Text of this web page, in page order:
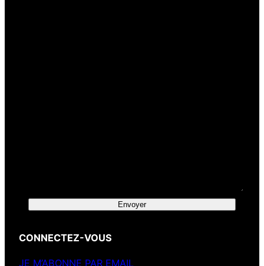
Envoyer
CONNECTEZ-VOUS
JE M’ABONNE PAR EMAIL